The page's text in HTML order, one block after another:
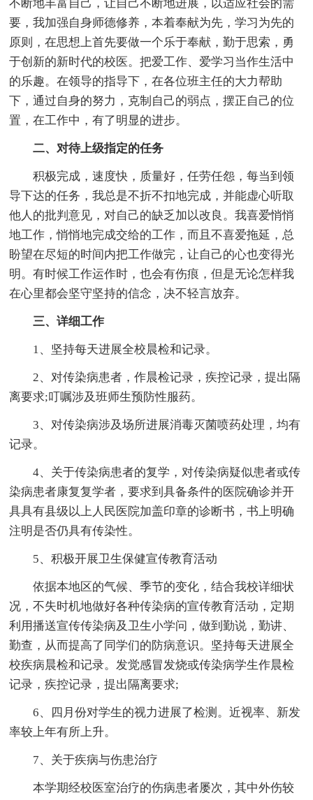
不断地丰富自己，让自己不断地进展，以适应社会的需
要，我加强自身师德修养，本着奉献为先，学习为先的
原则，在思想上首先要做一个乐于奉献，勤于思索，勇
于创新的新时代的校医。把爱工作、爱学习当作生活中
的乐趣。在领导的指导下，在各位班主任的大力帮助
下，通过自身的努力，克制自己的弱点，摆正自己的位
置，在工作中，有了明显的进步。
二、对待上级指定的任务
积极完成，速度快，质量好，任劳任怨，每当到领
导下达的任务，我总是不折不扣地完成，并能虚心听取
他人的批判意见，对自己的缺乏加以改良。我喜爱悄悄
地工作，悄悄地完成交给的工作，而且不喜爱拖延，总
盼望在尽短的时间内把工作做完，让自己的心也变得光
明。有时候工作运作时，也会有伤痕，但是无论怎样我
在心里都会坚守坚持的信念，决不轻言放弃。
三、详细工作
1、坚持每天进展全校晨检和记录。
2、对传染病患者，作晨检记录，疾控记录，提出隔
离要求;叮嘱涉及班师生预防性服药。
3、对传染病涉及场所进展消毒灭菌喷药处理，均有
记录。
4、关于传染病患者的复学，对传染病疑似患者或传
染病患者康复复学者，要求到具备条件的医院确诊并开
具具有县级以上人民医院加盖印章的诊断书，书上明确
注明是否仍具有传染性。
5、积极开展卫生保健宣传教育活动
依据本地区的气候、季节的变化，结合我校详细状
况，不失时机地做好各种传染病的宣传教育活动，定期
利用播送宣传传染病及卫生小学问，做到勤说，勤讲、
勤查，从而提高了同学们的防病意识。坚持每天进展全
校疾病晨检和记录。发觉感冒发烧或传染病学生作晨检
记录，疾控记录，提出隔离要求;
6、四月份对学生的视力进展了检测。近视率、新发
率较上年有所上升。
7、关于疾病与伤患治疗
本学期经校医室治疗的伤病患者屡次，其中外伤较